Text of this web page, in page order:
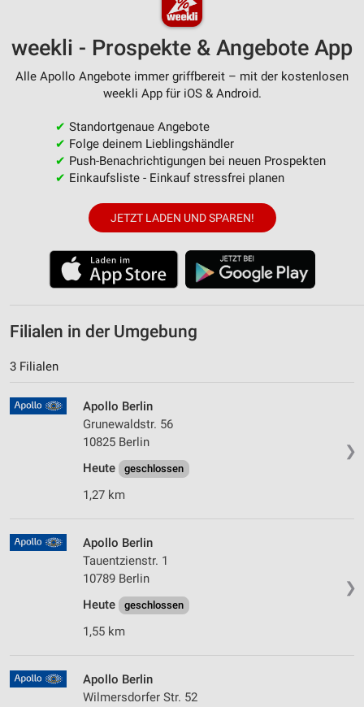
weekli - Prospekte & Angebote App
Alle Apollo Angebote immer griffbereit – mit der kostenlosen
weekli App für iOS & Android.
✔ Standortgenaue Angebote
✔ Folge deinem Lieblingshändler
✔ Push-Benachrichtigungen bei neuen Prospekten
✔ Einkaufsliste - Einkauf stressfrei planen
JETZT LADEN UND SPAREN!
Filialen in der Umgebung
3 Filialen
❯
Apollo Berlin
Grunewaldstr. 56
10825 Berlin
Heute
geschlossen
1,27 km
❯
Apollo Berlin
Tauentzienstr. 1
10789 Berlin
Heute
geschlossen
1,55 km
Apollo Berlin
Wilmersdorfer Str. 52